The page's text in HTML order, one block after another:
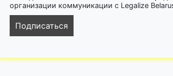
организации коммуникации с Legalize